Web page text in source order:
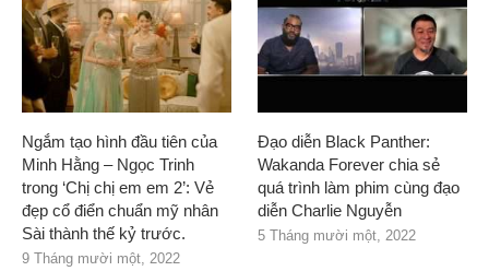
Ngắm tạo hình đầu tiên của
Minh Hằng – Ngọc Trinh
trong ‘Chị chị em em 2’: Vẻ
đẹp cổ điển chuẩn mỹ nhân
Sài thành thế kỷ trước.
9 Tháng mười một, 2022
Đạo diễn Black Panther:
Wakanda Forever chia sẻ
quá trình làm phim cùng đạo
diễn Charlie Nguyễn
5 Tháng mười một, 2022